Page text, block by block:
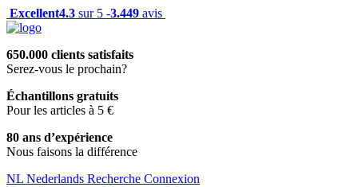
Excellent4.3 sur 5 -3.449 avis
650.000 clients satisfaits
Serez-vous le prochain?
Échantillons gratuits
Pour les articles à 5 €
80 ans d’expérience
Nous faisons la différence
NL Nederlands Recherche Connexion